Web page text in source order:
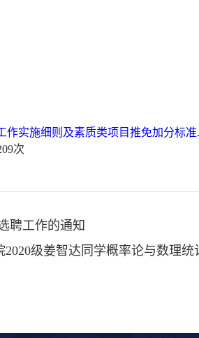
作实施细则及素质类项目推免加分标准
次
聘工作的通知
级姜智达同学概率论与数理统